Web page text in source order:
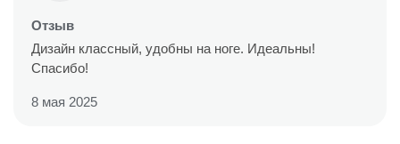
Отзыв
Дизайн классный, удобны на ноге. Идеальны!
Спасибо!
8 мая 2025